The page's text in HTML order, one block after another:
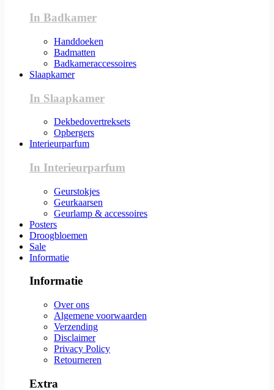
In Badkamer
Handdoeken
Badmatten
Badkameraccessoires
Slaapkamer
In Slaapkamer
Dekbedovertreksets
Opbergers
Interieurparfum
In Interieurparfum
Geurstokjes
Geurkaarsen
Geurlamp & accessoires
Posters
Droogbloemen
Sale
Informatie
Informatie
Over ons
Algemene voorwaarden
Verzending
Disclaimer
Privacy Policy
Retourneren
Extra